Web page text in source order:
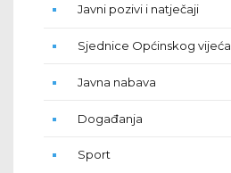
Javni pozivi i natječaji
Sjednice Općinskog vijeća
Javna nabava
Događanja
Sport